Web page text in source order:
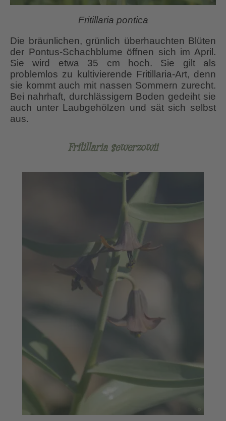
Fritillaria pontica
Die bräunlichen, grünlich überhauchten Blüten
der Pontus-Schachblume öffnen sich im April.
Sie wird etwa 35 cm hoch. Sie gilt als
problemlos zu kultivierende Fritillaria-Art, denn
sie kommt auch mit nassen Sommern zurecht.
Bei nahrhaft, durchlässigem Boden gedeiht sie
auch unter Laubgehölzen und sät sich selbst
aus.
Fritillaria sewerzowii